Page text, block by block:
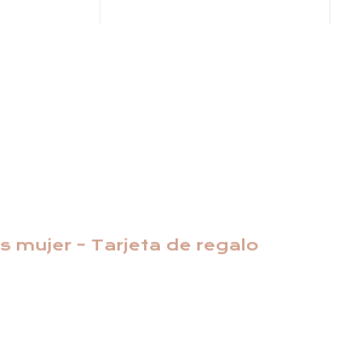
mujer – Tarjeta de regalo